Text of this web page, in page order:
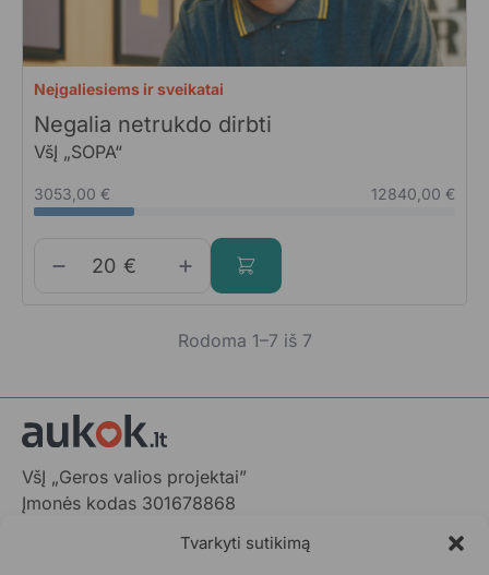
Tvarkyti sutikimą
Neįgaliesiems ir sveikatai
Negalia netrukdo dirbti
VšĮ „SOPA“
3053,00 € 12840,00 €
€
Rodoma 1–7 iš 7
VšĮ „Geros valios projektai”
Įmonės kodas 301678868
LT-01103 Vilnius, Lietuva